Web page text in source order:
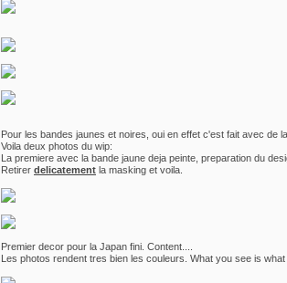
Pour les bandes jaunes et noires, oui en effet c'est fait avec de
Voila deux photos du wip:
La premiere avec la bande jaune deja peinte, preparation du
Retirer delicatement la masking et voila.
Premier decor pour la Japan fini. Content....
Les photos rendent tres bien les couleurs. What you see is what